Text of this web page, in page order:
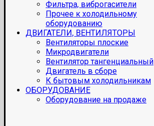
Фильтра, виброгасители
Прочее к холодильному
оборудованию
ДВИГАТЕЛИ, ВЕНТИЛЯТОРЫ
Вентиляторы плоские
Микродвигатели
Вентилятор тангенциальный
Двигатель в сборе
К бытовым холодильникам
ОБОРУДОВАНИЕ
Оборудование на продаже